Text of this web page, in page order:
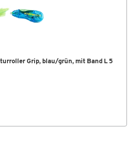
Grip, blau/grün, mit Band L 5